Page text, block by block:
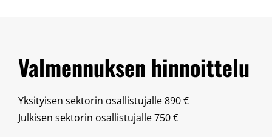
Valmennuksen hinnoittelu
Yksityisen sektorin osallistujalle 890 €
Julkisen sektorin osallistujalle 750 €